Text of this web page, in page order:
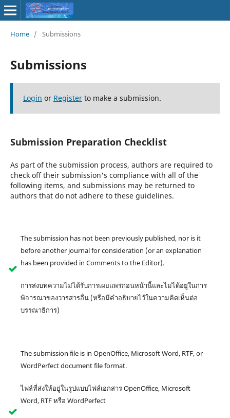
Home / Submissions
Submissions
Login or Registerto make a submission.
Submission Preparation Checklist
As part of the submission process, authors are required to
check off their submission's compliance with all of the
following items, and submissions may be returned to
authors that do not adhere to these guidelines.
The submission has not been previously published, nor is it
before another journal for consideration (or an explanation
has been provided in Comments to the Editor).
การส่งบทความไม่ได้รับการเผยแพร่ก่อนหน้านี้และไม่ได้อยู่ในการ
พิจารณาของวารสารอื่น (หรือมีคำอธิบายไว้ในความคิดเห็นต่อ
บรรณาธิการ)
The submission file is in OpenOffice, Microsoft Word, RTF, or
WordPerfect document file format.
ไฟล์ที่ส่งให้อยู่ในรูปแบบไฟล์เอกสาร OpenOffice, Microsoft
Word, RTF หรือ WordPerfect